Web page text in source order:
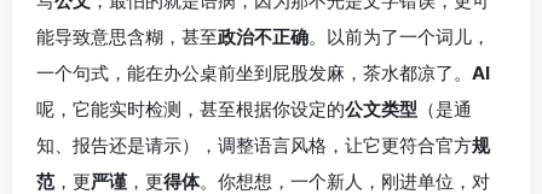
能导致意思含糊，甚至政治不正确。以前为了一个词儿，
一个句式，能在办公桌前坐到屁股发麻，茶水都凉了。 AI
呢，它能实时检测，甚至根据你设定的公文类型 （是通
知、报告还是请示），调整语言风格，让它更符合官方规
范，更严谨 ，更得体。你想想，一个新人，刚进单位，对